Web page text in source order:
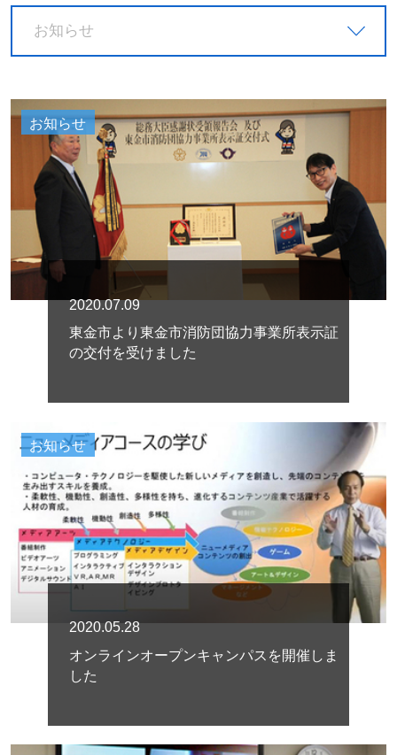
お知らせ
お知らせ
2020.07.09
東金市より東金市消防団協力事業所表示証
の交付を受けました
お知らせ
2020.05.28
オンラインオープンキャンパスを開催しま
した